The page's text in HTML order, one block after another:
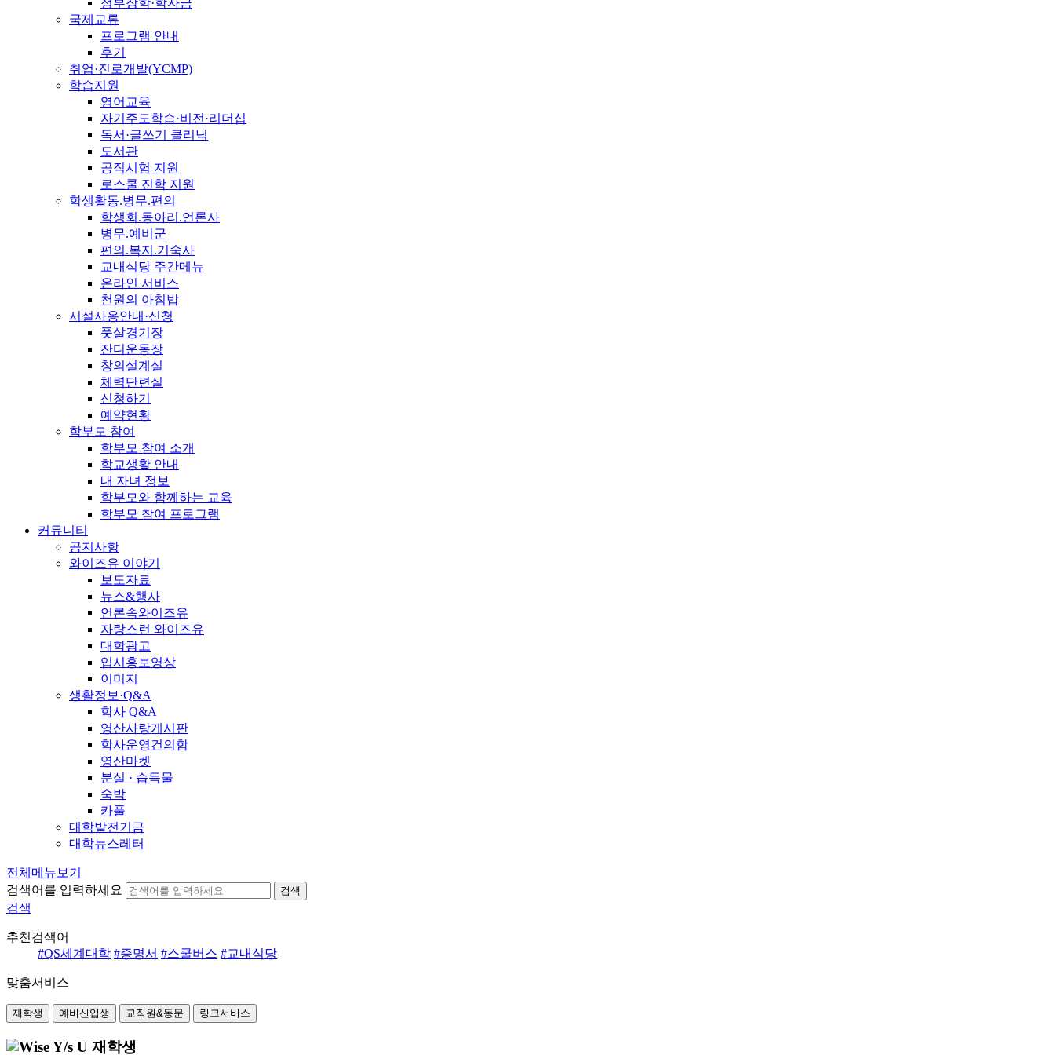
국제교류
프로그램 안내
후기
취업·진로개발(YCMP)
학습지원
영어교육
자기주도학습·비전·리더십
독서·글쓰기 클리닉
도서관
공직시험 지원
로스쿨 진학 지원
학생활동.병무.편의
학생회.동아리.언론사
병무.예비군
편의.복지.기숙사
교내식당 주간메뉴
온라인 서비스
천원의 아침밥
시설사용안내·신청
풋살경기장
잔디운동장
창의설계실
체력단련실
신청하기
예약현황
학부모 참여
학부모 참여 소개
학교생활 안내
내 자녀 정보
학부모와 함께하는 교육
학부모 참여 프로그램
커뮤니티
공지사항
와이즈유 이야기
보도자료
뉴스&행사
언론속와이즈유
자랑스런 와이즈유
대학광고
입시홍보영상
이미지
생활정보·Q&A
학사 Q&A
영산사랑게시판
학사운영건의함
영산마켓
분실 · 습득물
숙박
카풀
대학발전기금
대학뉴스레터
전체메뉴보기
검색어를 입력하세요
검색
검색
추천검색어
#QS세계대학 #증명서 #스쿨버스 #교내식당
맞춤서비스
재학생 예비신입생 교직원&동문 링크서비스
재학생